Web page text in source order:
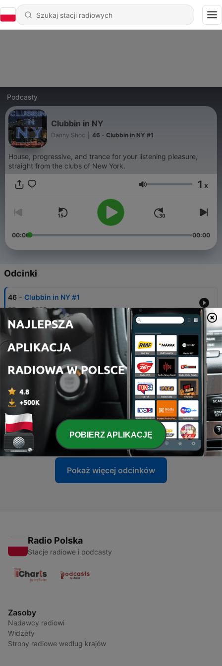
Podcasty
Clubbin in NY
Danny Shoc 46 - Clubbin in NY #1
House, progressive, and trance for your listening pleasure,
straight from the clubs of New York.
Głośność 1 x
00:00 00:00
Odcinki
46 - Clubbin in NY #1
05 mar 2009
45 - Clubbin in NY #2
Clubbin in NY #3
Mon, 1 Jun 2009 11:30:00 -0500
43 - Clubbin in NY #4
Wed, 1 Jul 2009 11:30:00 -0500
42 - Clubbin in NY #5
Mon, 3 Aug 2009 11:30:00 -0500
Pokaż więcej odcinków
Radio Polska
Stacje radiowe i podcasty
Zasoby
Nadawcy radiowi
Widżety
Strony radiowe według krajów
POBIERZ APLIKACJĘ